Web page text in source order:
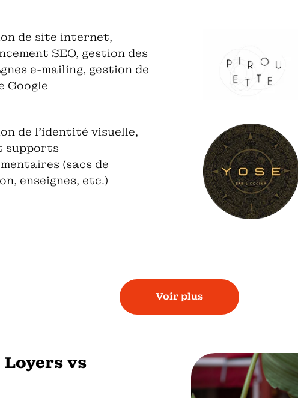
de site internet,
SEO, gestion des
e-mailing, gestion de
Google
de l'identité visuelle,
supports
(sacs de
enseignes, etc.)
Voir plus
vs